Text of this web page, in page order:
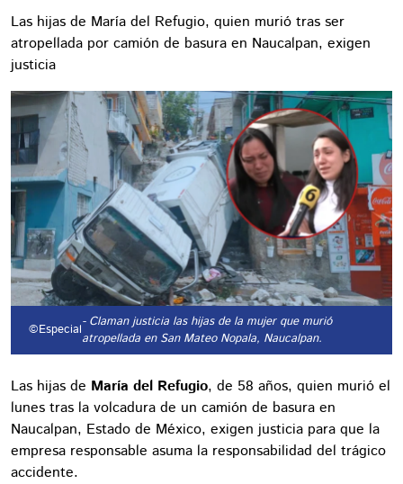
Las hijas de María del Refugio, quien murió tras ser
atropellada por camión de basura en Naucalpan, exigen
justicia
©Especial- Claman justicia las hijas de la mujer que murió
atropellada en San Mateo Nopala, Naucalpan.
Las hijas de María del Refugio, de 58 años, quien murió el
lunes tras la volcadura de un camión de basura en
Naucalpan, Estado de México, exigen justicia para que la
empresa responsable asuma la responsabilidad del trágico
accidente.